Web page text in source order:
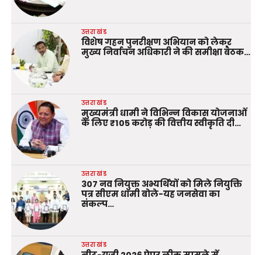
उत्तराखंड
विशेष गहन पुनरीक्षण अभियान को लेकर
मुख्य निर्वाचन अधिकारी ने की समीक्षा बैठक…
उत्तराखंड
मुख्यमंत्री धामी ने विभिन्न विकास योजनाओं
के लिए ₹105 करोड़ की वित्तीय स्वीकृति दी…
उत्तराखंड
307 नव नियुक्त अभ्यर्थियों को मिले नियुक्ति
पत्र सीएम धामी बोले-यह जनसेवा का
संकल्प…
उत्तराखंड